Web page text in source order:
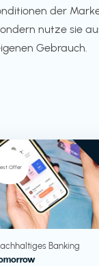
der
nutze sie
Gebrauch.
Offer
Banking